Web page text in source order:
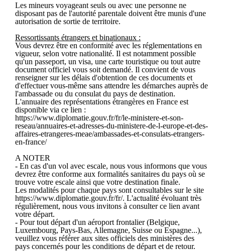
Les mineurs voyageant seuls ou avec une personne ne
disposant pas de l'autorité parentale doivent être munis d'une
autorisation de sortie de territoire.
Ressortissants étrangers et binationaux :
Vous devrez être en conformité avec les réglementations en
vigueur, selon votre nationalité. Il est notamment possible
qu'un passeport, un visa, une carte touristique ou tout autre
document officiel vous soit demandé. Il convient de vous
renseigner sur les délais d'obtention de ces documents et
d'effectuer vous-même sans attendre les démarches auprès de
l'ambassade ou du consulat du pays de destination.
L'annuaire des représentations étrangères en France est
disponible via ce lien :
https://www.diplomatie.gouv.fr/fr/le-ministere-et-son-
reseau/annuaires-et-adresses-du-ministere-de-l-europe-et-des-
affaires-etrangeres-meae/ambassades-et-consulats-etrangers-
en-france/
A NOTER
- En cas d'un vol avec escale, nous vous informons que vous
devrez être conforme aux formalités sanitaires du pays où se
trouve votre escale ainsi que votre destination finale.
Les modalités pour chaque pays sont consultables sur le site
https://www.diplomatie.gouv.fr/fr/. L'actualité évoluant très
régulièrement, nous vous invitons à consulter ce lien avant
votre départ.
- Pour tout départ d'un aéroport frontalier (Belgique,
Luxembourg, Pays-Bas, Allemagne, Suisse ou Espagne...),
veuillez vous référer aux sites officiels des ministères des
pays concernés pour les conditions de départ et de retour.